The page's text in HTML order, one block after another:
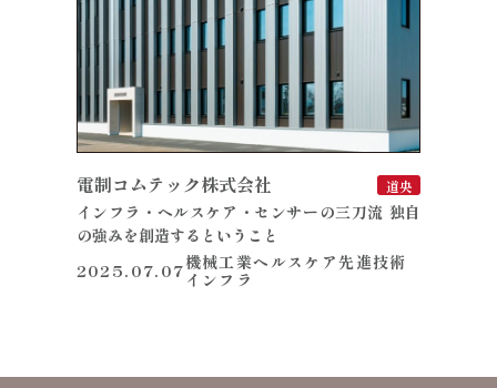
電制コムテック株式会社 道央
インフラ・ヘルスケア・センサーの三刀流 独自
の強みを創造するということ
2025.07.07機械工業ヘルスケア先進技術
インフラ